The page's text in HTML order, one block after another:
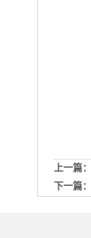
上一篇：
下一篇：